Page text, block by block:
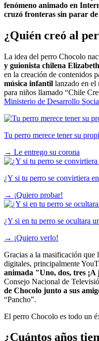
fenómeno animado en
cruzó fronteras sin parar
¿Quién creó al
La idea del perro Chocolo
y guionista chilena
en la creación de contenidos
música infantil lanzado en el
para niños llamado “Chile
Ministerio de Desarrollo
Tu perro merece tener su
→ Le entrego su corona
¿Y si tu perro se convirtiera
→ ¡Quiero probar!
¿Y si en tu perro se ocultara
→ ¡Quiero verlo!
Gracias a la masificación que
digitales, principalmente
animada "Uno, dos, tres
Consejo Nacional de
de Chocolo junto a sus
“Pancho”.
El perro Chocolo es todo un
¿Cuántos años